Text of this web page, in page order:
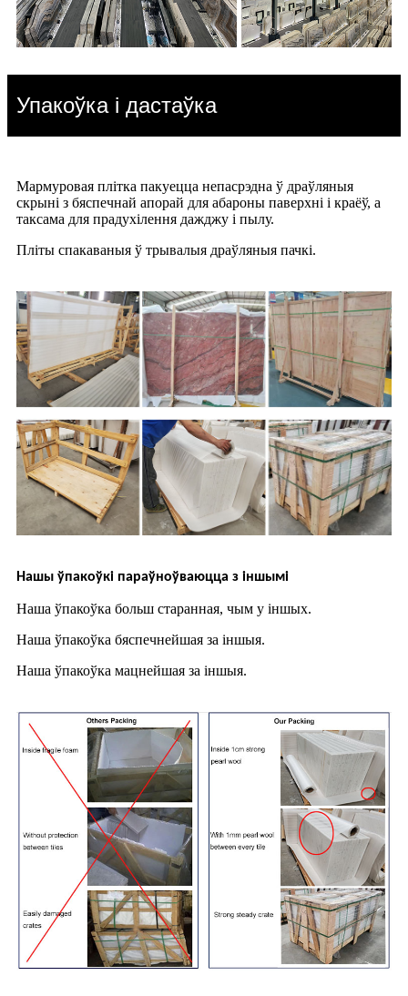
Упакоўка і дастаўка
Мармуровая плітка пакуецца непасрэдна ў драўляныя
скрыні з бяспечнай апорай для абароны паверхні і краёў, а
таксама для прадухілення дажджу і пылу.
Пліты спакаваныя ў трывалыя драўляныя пачкі.
Нашы ўпакоўкі параўноўваюцца з іншымі
Наша ўпакоўка больш старанная, чым у іншых.
Наша ўпакоўка бяспечнейшая за іншыя.
Наша ўпакоўка мацнейшая за іншыя.